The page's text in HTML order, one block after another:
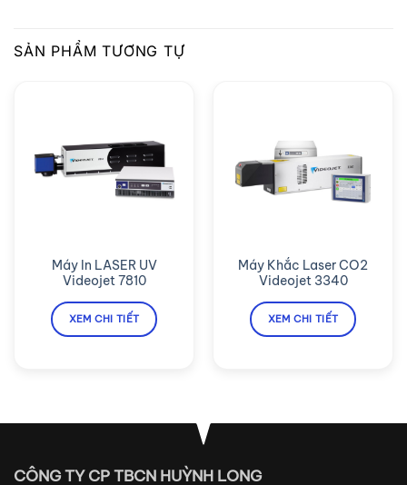
SẢN PHẨM TƯƠNG TỰ
Máy In LASER UV
Videojet 7810
XEM CHI TIẾT
Máy Khắc Laser CO2
Videojet 3340
XEM CHI TIẾT
CÔNG TY CP TBCN HUỲNH LONG